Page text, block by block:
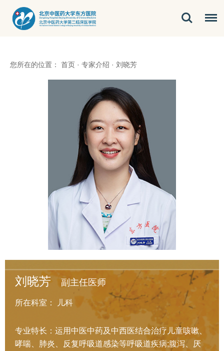
您所在的位置： 首页 · 专家介绍 · 刘晓芳
刘晓芳 副主任医师
所在科室： 儿科
专业特长：运用中医中药及中西医结合治疗儿童咳嗽、
哮喘、肺炎、反复呼吸道感染等呼吸道疾病;腹泻、厌